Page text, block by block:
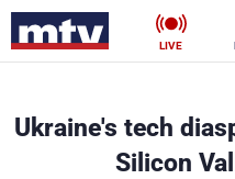
LIVE
Ukraine's tech
Silicon